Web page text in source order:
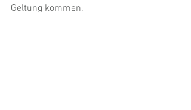
Geltung kommen.